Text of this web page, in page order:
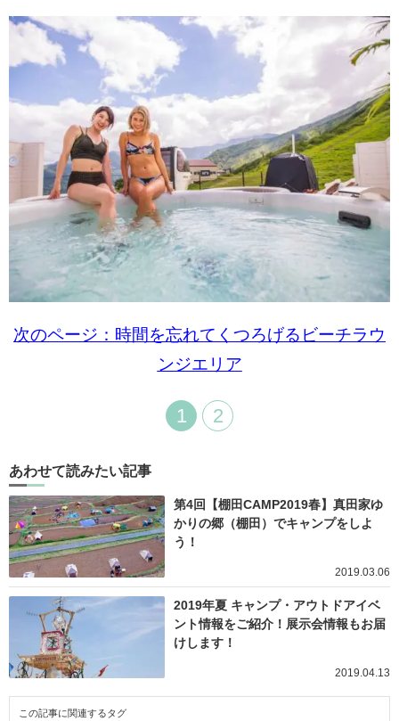
次のページ：時間を忘れてくつろげるビーチラウ
ンジエリア
1 2
あわせて読みたい記事
第4回【棚田CAMP2019春】真田家ゆ
かりの郷（棚田）でキャンプをしよ
う！
2019.03.06
2019年夏 キャンプ・アウトドアイベ
ント情報をご紹介！展示会情報もお届
けします！
2019.04.13
この記事に関連するタグ